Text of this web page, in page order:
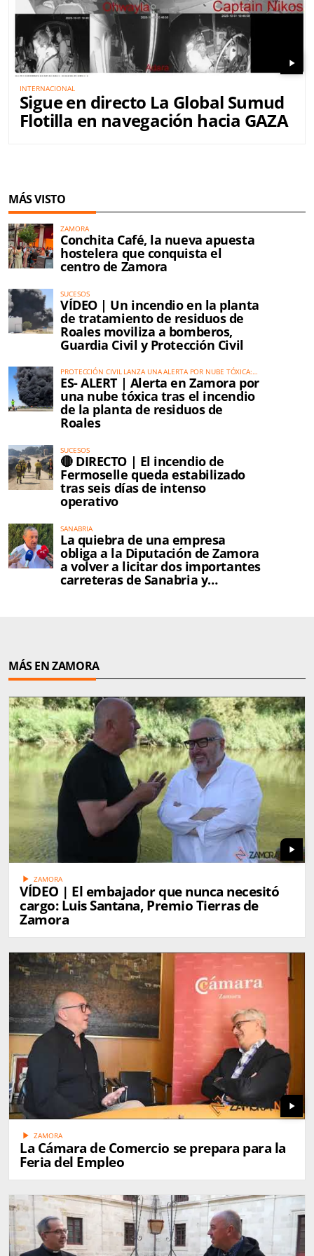
play_arrow
INTERNACIONAL
Sigue en directo La Global Sumud
Flotilla en navegación hacia GAZA
MÁS VISTO
ZAMORA
Conchita Café, la nueva apuesta
hostelera que conquista el
centro de Zamora
SUCESOS
VÍDEO | Un incendio en la planta
de tratamiento de residuos de
Roales moviliza a bomberos,
Guardia Civil y Protección Civil
PROTECCIÓN CIVIL LANZA UNA ALERTA POR NUBE TÓXICA:
HAY CUATRO MUNICIPIOS AFECTADOS
ES- ALERT | Alerta en Zamora por
una nube tóxica tras el incendio
de la planta de residuos de
Roales
SUCESOS
🔴 DIRECTO | El incendio de
Fermoselle queda estabilizado
tras seis días de intenso
operativo
SANABRIA
La quiebra de una empresa
obliga a la Diputación de Zamora
a volver a licitar dos importantes
carreteras de Sanabria y
MÁS EN ZAMORA
play_arrow
play_arrow ZAMORA
VÍDEO | El embajador que nunca necesitó
cargo: Luis Santana, Premio Tierras de
Zamora
play_arrow
play_arrow ZAMORA
La Cámara de Comercio se prepara para la
Feria del Empleo